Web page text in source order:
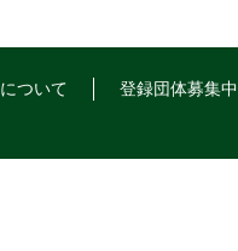
ついて 登録団体募集中